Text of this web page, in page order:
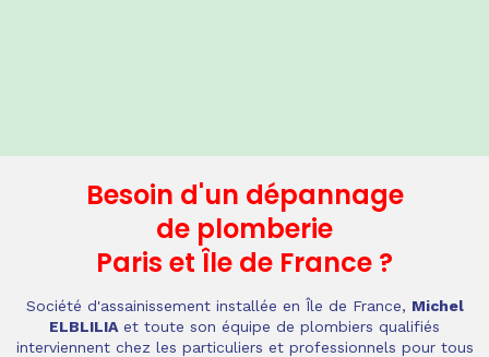
Besoin d'un dépannage
de plomberie
Paris et Île de France ?
Société d'assainissement installée en Île de France, Michel
ELBLILIA et toute son équipe de plombiers qualifiés
interviennent chez les particuliers et professionnels pour tous